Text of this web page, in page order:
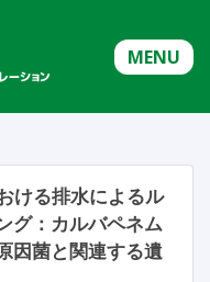
MENU
ける排水によるル
グ：カルバペネム
因菌と関連する遺